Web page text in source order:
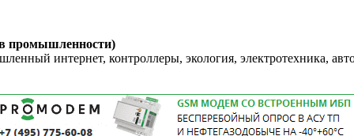
промышленности)
интернет, контроллеры, экология, электротехника,